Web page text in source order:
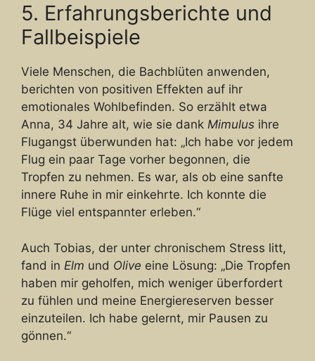
5. Erfahrungsberichte und
Fallbeispiele
Viele Menschen, die Bachblüten anwenden,
berichten von positiven Effekten auf ihr
emotionales Wohlbefinden. So erzählt etwa
Anna, 34 Jahre alt, wie sie dank Mimulus ihre
Flugangst überwunden hat: „Ich habe vor jedem
Flug ein paar Tage vorher begonnen, die
Tropfen zu nehmen. Es war, als ob eine sanfte
innere Ruhe in mir einkehrte. Ich konnte die
Flüge viel entspannter erleben.“
Auch Tobias, der unter chronischem Stress litt,
fand in Elm und Olive eine Lösung: „Die Tropfen
haben mir geholfen, mich weniger überfordert
zu fühlen und meine Energiereserven besser
einzuteilen. Ich habe gelernt, mir Pausen zu
gönnen.“